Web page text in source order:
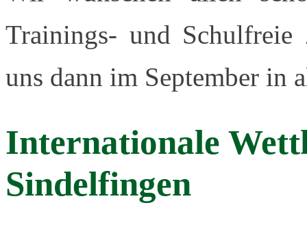
Trainings- und
uns dann im September in
Internationale
Sindelfingen